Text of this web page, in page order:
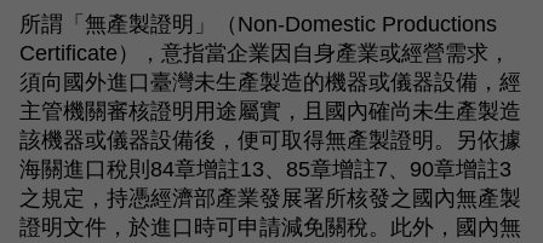
所謂「無產製證明」（Non-Domestic Productions
Certificate），意指當企業因自身產業或經營需求，
須向國外進口臺灣未生產製造的機器或儀器設備，經
主管機關審核證明用途屬實，且國內確尚未生產製造
該機器或儀器設備後，便可取得無產製證明。另依據
海關進口稅則84章增註13、85章增註7、90章增註3
之規定，持憑經濟部產業發展署所核發之國內無產製
證明文件，於進口時可申請減免關稅。此外，國內無